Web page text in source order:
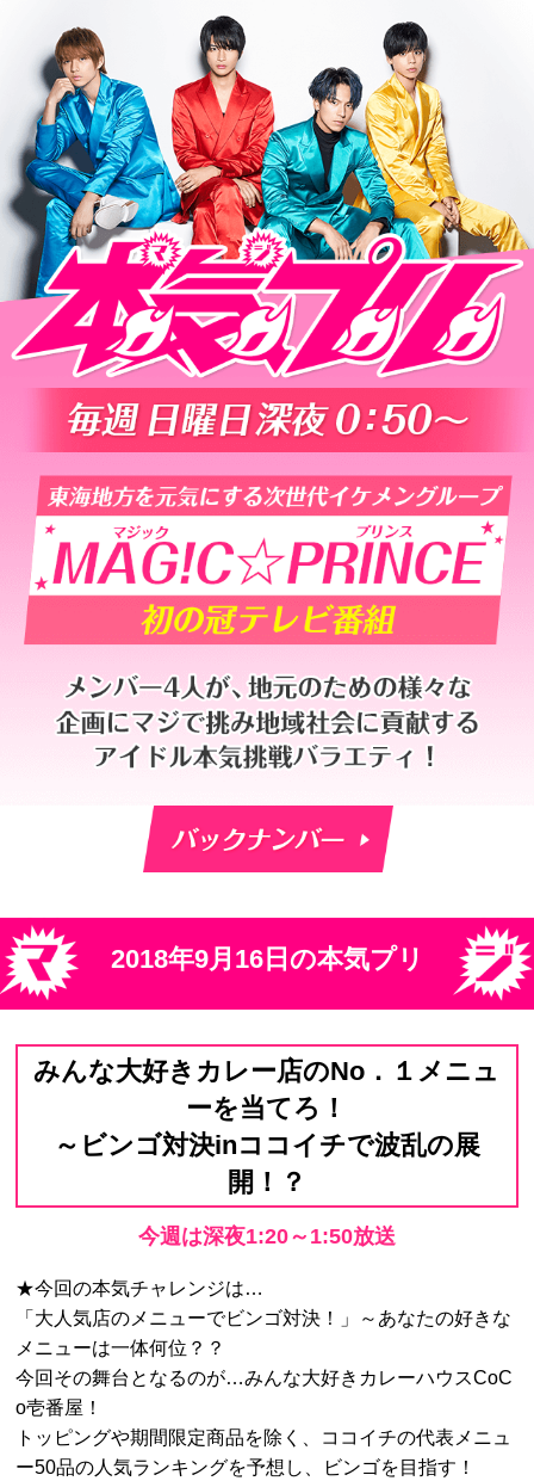
CBCテレビ「本気プリ」
2018年9月16日の本気プリ
みんな大好きカレー店のNo．１メニュ
ーを当てろ！
～ビンゴ対決inココイチで波乱の展
開！？
今週は深夜1:20～1:50放送
★今回の本気チャレンジは…
「大人気店のメニューでビンゴ対決！」～あなたの好きな
メニューは一体何位？？
今回その舞台となるのが…みんな大好きカレーハウスCoC
o壱番屋！
トッピングや期間限定商品を除く、ココイチの代表メニュ
ー50品の人気ランキングを予想し、ビンゴを目指す！